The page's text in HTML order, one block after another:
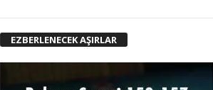
EZBERLENECEK AŞIRLAR